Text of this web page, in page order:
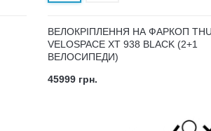
ВЕЛОКРІПЛЕННЯ НА ФАРКОП
VELOSPACE XT 938 BLACK (2+1
ВЕЛОСИПЕДИ)
45999 грн.